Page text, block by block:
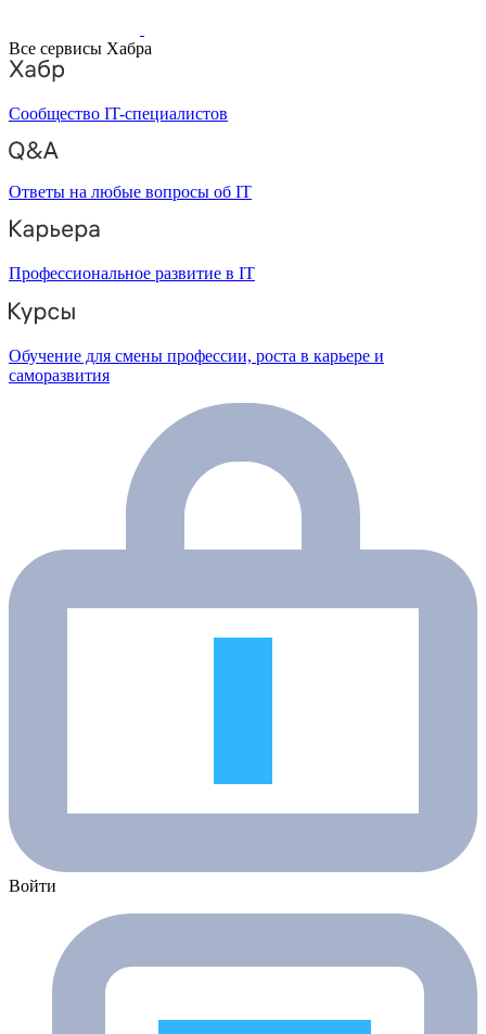
Все сервисы Хабра
Сообщество IT-специалистов
Ответы на любые вопросы об IT
Профессиональное развитие в IT
Обучение для смены профессии, роста в карьере и
саморазвития
Войти